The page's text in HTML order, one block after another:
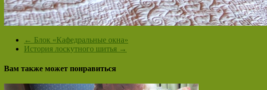
← Блок «Кафедральные окна»
История лоскутного шитья →
Вам также может понравиться